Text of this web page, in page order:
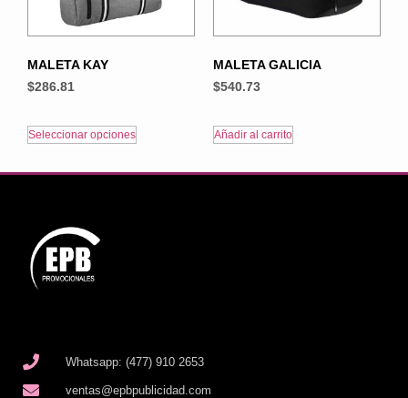
MALETA KAY
$286.81
Seleccionar opciones
MALETA GALICIA
$540.73
Añadir al carrito
Whatsapp: (477) 910 2653
ventas@epbpublicidad.com